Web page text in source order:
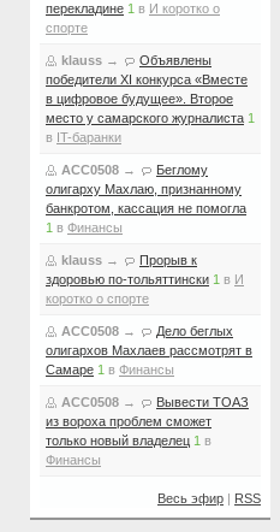
перекладине 1 в И коротко о
спорте
klauss →
Объявлены
победители XI конкурса «Вместе
в цифровое будущее». Второе
место у самарского журналиста 1
в IT-баранки
ACC0508 →
Беглому
олигарху Махлаю, признанному
банкротом, кассация не помогла
1 в Финансы
klauss →
Прорыв к
здоровью по-тольяттински 1 в И
коротко о спорте
ACC0508 →
Дело беглых
олигархов Махлаев рассмотрят в
Самаре 1 в Финансы
ACC0508 →
Вывести ТОАЗ
из вороха проблем сможет
только новый владелец 1 в
Финансы
Весь эфир | RSS